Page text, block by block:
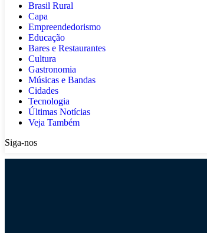
Brasil Rural
Capa
Empreendedorismo
Educação
Bares e Restaurantes
Cultura
Gastronomia
Músicas e Bandas
Cidades
Tecnologia
Últimas Notícias
Veja Também
Siga-nos